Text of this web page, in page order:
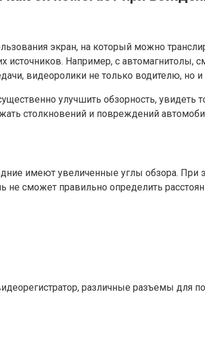
экран, на который можно
источников. Например, с
видеоролики не только водителю, но
улучшить обзорность, увидеть
столкновений и повреждений
имеют увеличенные углы обзора.
не сможет правильно определить
различные разъемы для